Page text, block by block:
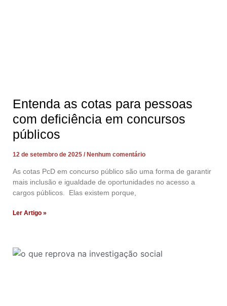
Entenda as cotas para pessoas
com deficiência em concursos
públicos
12 de setembro de 2025 Nenhum comentário
As cotas PcD em concurso público são uma forma de garantir
mais inclusão e igualdade de oportunidades no acesso a
cargos públicos. Elas existem porque,
Ler Artigo »